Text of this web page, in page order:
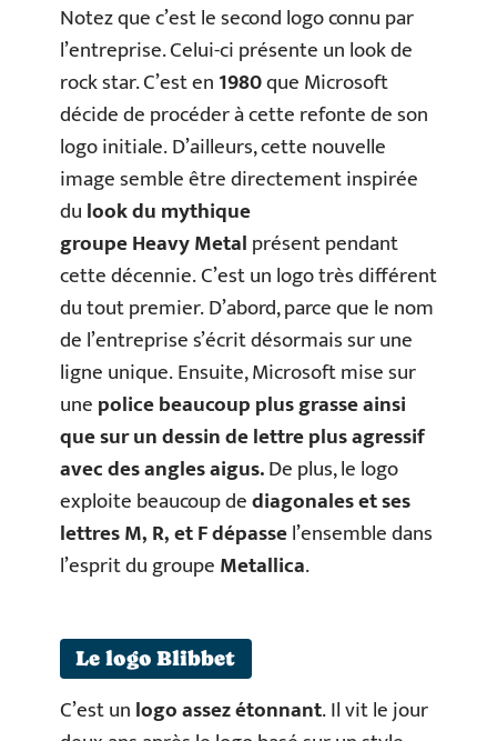
Notez que c’est le second logo connu par
l’entreprise. Celui-ci présente un look de
rock star. C’est en1980que Microsoft
décide de procéder à cette refonte de son
logo initiale. D’ailleurs, cette nouvelle
image semble être directement inspirée
dulook du mythique
groupe Heavy Metalprésent pendant
cette décennie. C’est un logo très différent
du tout premier. D’abord, parce que le nom
de l’entreprise s’écrit désormais sur une
ligne unique. Ensuite, Microsoft mise sur
unepolice beaucoup plus grasse ainsi
que sur un dessin de lettre plus agressif
avec des angles aigus.De plus, le logo
exploite beaucoup dediagonales et ses
lettres M, R, et F dépassel’ensemble dans
l’esprit du groupeMetallica.
Le logo Blibbet
C’est unlogo assez étonnant. Il vit le jour